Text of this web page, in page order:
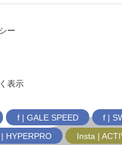
ー
表示
f | GALE SPEED
f |
HYPERPRO
Insta |